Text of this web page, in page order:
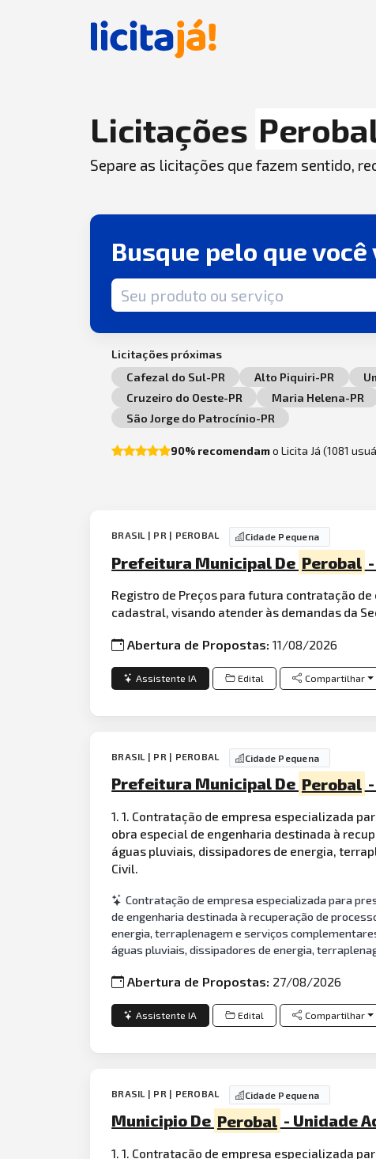
Licitações
Separe as licitações que fazem sentido,
Busque pelo que você
Termo de busca
Licitações próximas
Cafezal do Sul-PR
Alto Piquiri-PR
Cruzeiro do Oeste-PR
Maria Helena-PR
São Jorge do Patrocínio-PR
90% recomendamo Licita Já (1081
BRASIL | PR | PEROBAL Cidade Pequena
Prefeitura Municipal De Perobal
Registro de Preços para futura contratação
cadastral, visando atender às demandas da
Abertura de Propostas:11/08/2026
Assistente IA Edital Compartilhar
BRASIL | PR | PEROBAL Cidade Pequena
Prefeitura Municipal De Perobal
1. 1. Contratação de empresa especializada
obra especial de engenharia destinada à
águas pluviais, dissipadores de energia,
Civil.
Contratação de empresa especializada para
de engenharia destinada à recuperação de
energia, terraplenagem e serviços
águas pluviais, dissipadores de energia,
Abertura de Propostas: 27/08/2026
Assistente IA Edital Compartilhar
BRASIL | PR | PEROBAL Cidade Pequena
Municipio De Perobal - Unidade
1. 1. Contratação de empresa especializada